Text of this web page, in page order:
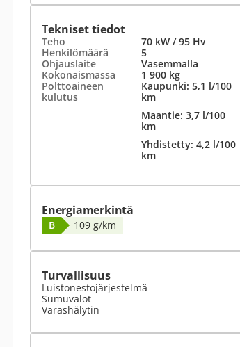
Tekniset tiedot
Teho 70 kW / 95 Hv
Henkilömäärä
5
Ohjauslaite
Vasemmalla
Kokonaismassa
1 900 kg
Polttoaineen
kulutus
Kaupunki: 5,1 l/100
km
Maantie: 3,7 l/100
km
Yhdistetty: 4,2 l/100
km
Energiamerkintä
B 109 g/km
Turvallisuus
Luistonestojärjestelmä
Sumuvalot
Varashälytin